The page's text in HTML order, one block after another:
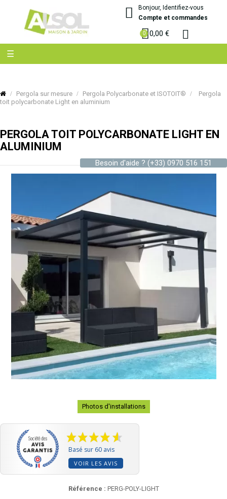
Bonjour, Identifiez-vous
Compte et commandes
0,00 €
Basculer
la
☰
Pergola sur mesure Pergola Polycarbonate et ISOTOIT®
Pergola
toit polycarbonate Light en aluminium
PERGOLA TOIT POLYCARBONATE LIGHT EN
ALUMINIUM
Besoin d'aide ? (+33) 0970 516 151
Photos d'installations
Basé sur 60 avis
VOIR LES AVIS
Référence : PERG-POLY-LIGHT